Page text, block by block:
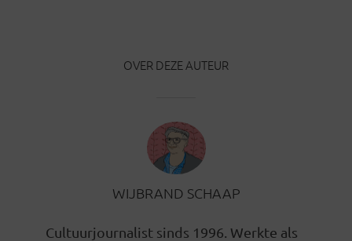
OVER DEZE AUTEUR
WIJBRAND SCHAAP
Cultuurjournalist sinds 1996. Werkte als